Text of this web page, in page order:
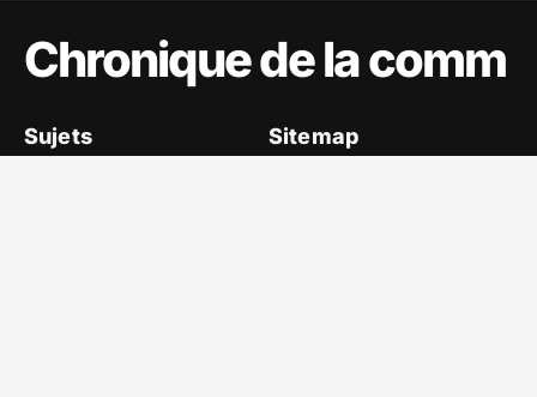
Chronique de la comm
Sujets Sitemap